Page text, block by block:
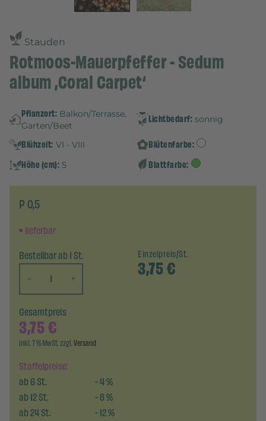
Stauden
Rotmoos-Mauerpfeffer - Sedum
album ‚Coral Carpet‘
Pflanzort: Balkon/Terrasse,
Garten/Beet
Lichtbedarf: sonnig
Blühzeit: VI - VIII
Blütenfarbe:
Höhe (cm): 5 Blattfarbe:
P 0,5
lieferbar
Bestellbar ab 1 St.
-
+
Einzelpreis/St.
3,75€
Staffelpreise:
ab6St. -4%
ab12St. -8%
ab24St. -12%
Gesamtpreis
3,75€
inkl. 7 % MwSt. zzgl.Versand